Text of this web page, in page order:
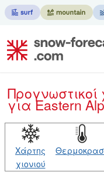
για Eastern
Χάρτης
χιονιού